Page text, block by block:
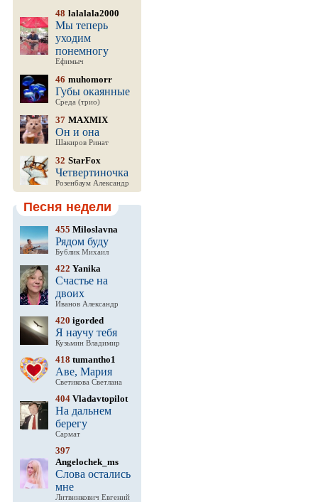
48 lalalala2000
Мы теперь
уходим
понемногу
Ефимыч
46 muhomorr
Губы окаянные
Среда (трио)
37 MAXMIX
Он и она
Шакиров Ринат
32 StarFox
Четвертиночка
Розенбаум Александр
Песня недели
455 Miloslavna
Рядом буду
Бублик Михаил
422 Yanika
Счастье на
двоих
Иванов Александр
420 igorded
Я научу тебя
Кузьмин Владимир
418 tumantho1
Аве, Мария
Светикова Светлана
404 Vladavtopilot
На дальнем
берегу
Сармат
397
Angelochek_ms
Слова остались
мне
Литвинкович Евгений